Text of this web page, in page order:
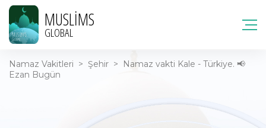
MUSLIMS
GLOBAL
Namaz Vakitleri > Şehir >
Namaz vakti Kale - Türkiye. 📢
Ezan Bugün